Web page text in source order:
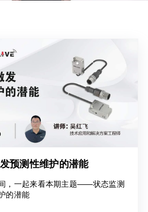
预测性维护的潜能
，一起来看本期主题——状态监测
的潜能